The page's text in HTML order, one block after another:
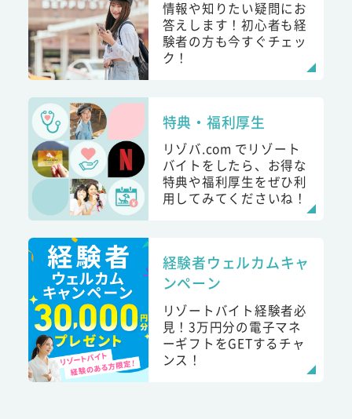
情報や知りたい疑問にお
答えします！初心者も経
験者の方も今すぐチェッ
ク！
特典・福利厚生
リゾバ.com でリゾート
バイトをしたら、お得な
特典や福利厚生をぜひ利
用してみてくださいね！
経験者ウェルカムキャ
ンペーン
リゾートバイト経験者必
見！3万円分の電子マネ
ーギフトをGETするチャ
ンス！